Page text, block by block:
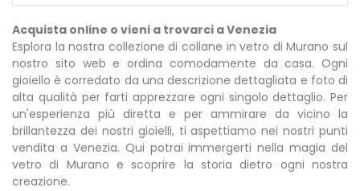
Acquista online o vieni a trovarci a Venezia
Esplora la nostra collezione di collane in vetro di Murano sul
nostro sito web e ordina comodamente da casa. Ogni
gioiello è corredato da una descrizione dettagliata e foto di
alta qualità per farti apprezzare ogni singolo dettaglio. Per
un'esperienza più diretta e per ammirare da vicino la
brillantezza dei nostri gioielli, ti aspettiamo nei nostri punti
vendita a Venezia. Qui potrai immergerti nella magia del
vetro di Murano e scoprire la storia dietro ogni nostra
creazione.